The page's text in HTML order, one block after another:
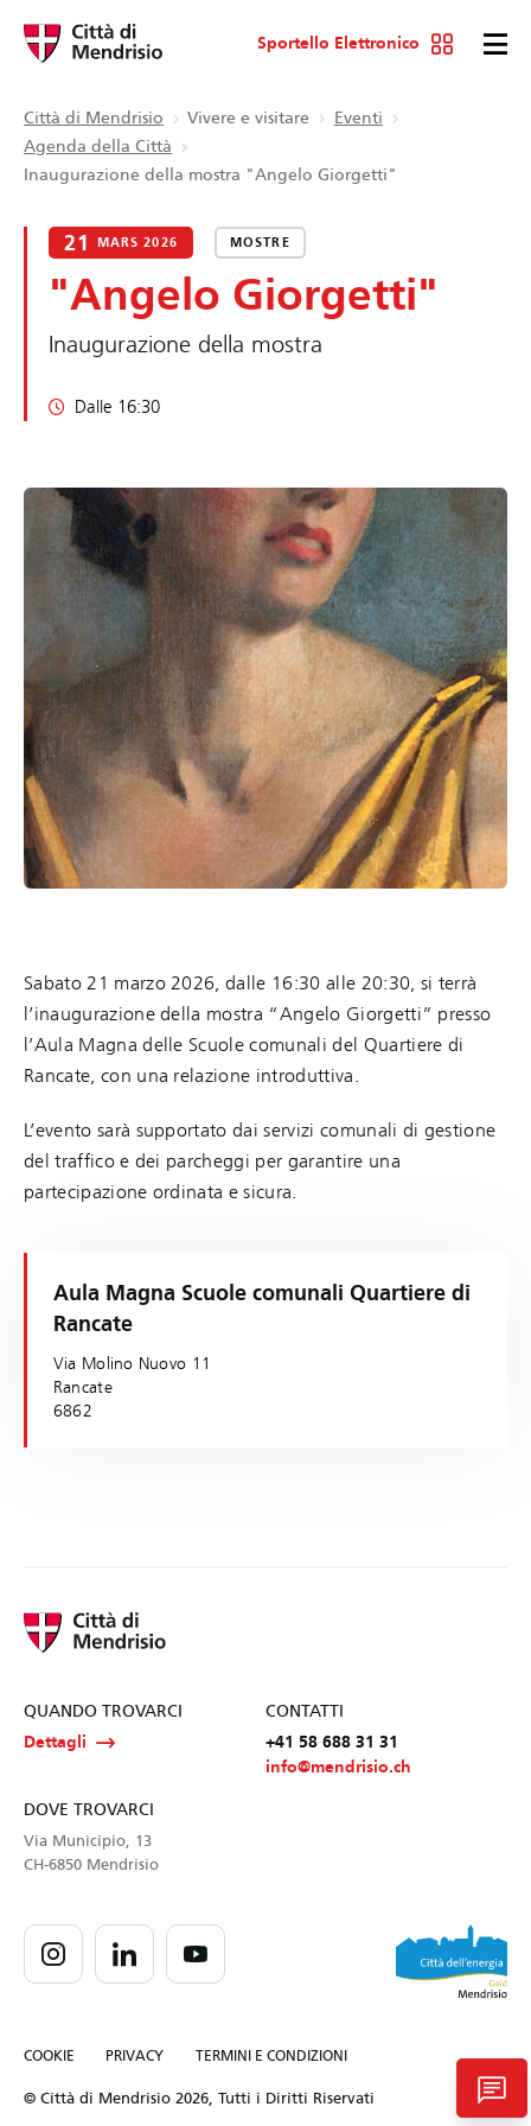
Sportello Elettronico
Città di Mendrisio Vivere e visitare
Eventi
Agenda della Città
Inaugurazione della mostra "Angelo Giorgetti"
21 MARS 2026 MOSTRE
"Angelo Giorgetti"
Inaugurazione della mostra
Dalle 16:30
Sabato 21 marzo 2026, dalle 16:30 alle 20:30, si terrà
l’inaugurazione della mostra “Angelo Giorgetti” presso
l’Aula Magna delle Scuole comunali del Quartiere di
Rancate, con una relazione introduttiva.
L’evento sarà supportato dai servizi comunali di gestione
del traffico e dei parcheggi per garantire una
partecipazione ordinata e sicura.
Aula Magna Scuole comunali Quartiere di
Rancate
Via Molino Nuovo 11
Rancate
6862
QUANDO TROVARCI
Dettagli
CONTATTI
+41 58 688 31 31
info@mendrisio.ch
DOVE TROVARCI
Via Municipio, 13
CH-6850 Mendrisio
COOKIE PRIVACY TERMINI E CONDIZIONI
© Città di Mendrisio 2026, Tutti i Diritti Riservati chat